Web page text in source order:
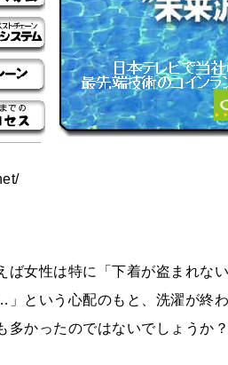
ば女性は特に「下着が盗まれ
という心配のもと、洗濯が終
多かったのではないでしょうか？